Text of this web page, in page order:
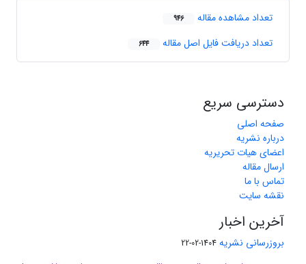
تعداد مشاهده مقاله 946
تعداد دریافت فایل اصل مقاله 644
دسترسی سریع
صفحه اصلی
درباره نشریه
اعضای هیات تحریریه
ارسال مقاله
تماس با ما
نقشه سایت
آخرین اخبار
بروزرسانی نشریه 1404-02-22